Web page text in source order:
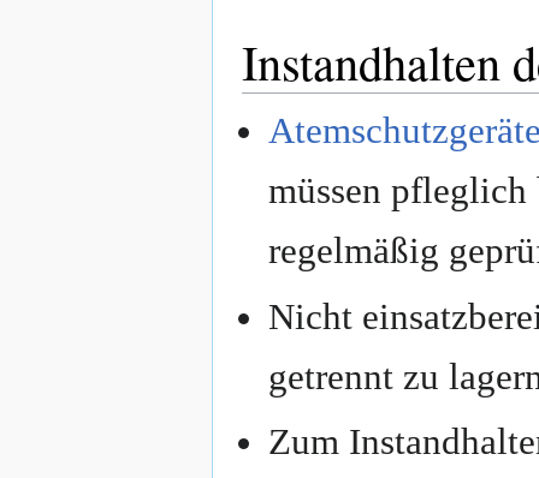
Instandhalten
müssen
regelmäßig
Nicht
getrennt zu
Zum